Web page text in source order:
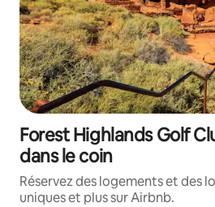
Forest Highlands Golf
dans le coin
Réservez des logements et des
uniques et plus sur Airbnb.